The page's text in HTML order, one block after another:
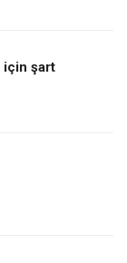
için şart